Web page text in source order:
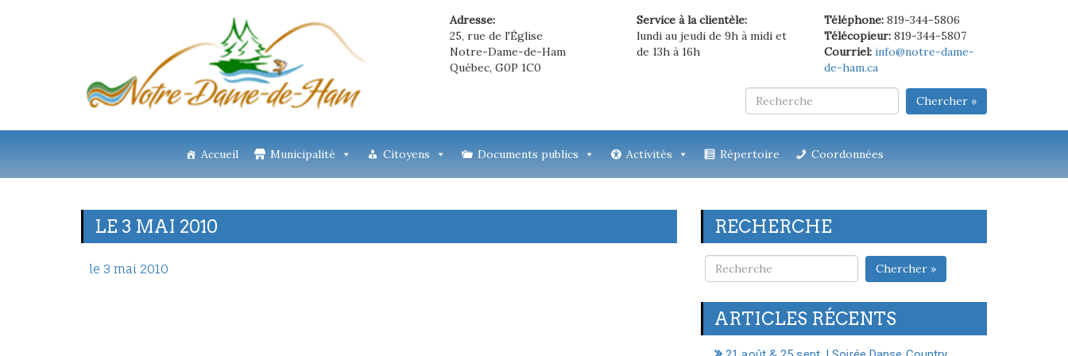
Adresse:
25, rue de l'Église
Notre-Dame-de-Ham
Québec, G0P 1C0
Service à la clientèle:
lundi au jeudi de 9h à midi et
de 13h à 16h
Téléphone:819-344-5806
Télécopieur:819-344-5807
Courriel: info@notre-dame-
de-ham.ca
Chercher »
Accueil Municipalité Citoyens Documents publics Activités Répertoire Coordonnées
LE 3 MAI 2010
le 3 mai 2010
RECHERCHE
Chercher »
ARTICLES RÉCENTS